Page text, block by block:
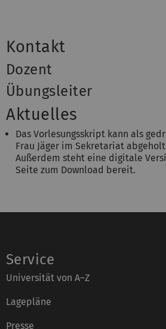
Kontakt
Dozent
Übungsleiter
Aktuelles
Das Vorlesungsskript kann als
Frau Jäger im Sekretariat
Außerdem steht eine digitale
Seite zum Download bereit.
Service
Universität von A–Z
Lagepläne
Presse